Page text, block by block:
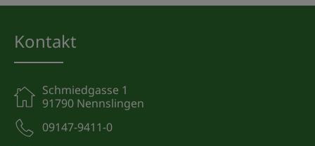
Kontakt
Schmiedgasse 1
91790 Nennslingen
09147-9411-0